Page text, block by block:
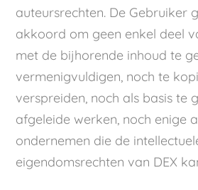
auteursrechten. De Gebruiker
akkoord om geen enkel deel
met de bijhorende inhoud te
vermenigvuldigen, noch te
verspreiden, noch als basis te
afgeleide werken, noch enige
ondernemen die de
eigendomsrechten van DEX